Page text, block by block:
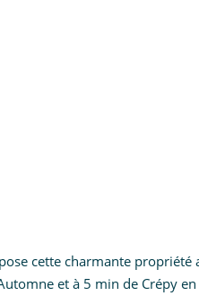
cette charmante
et à 5 min de Crépy en